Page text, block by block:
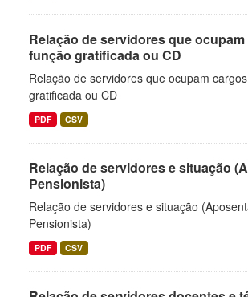
Relação de servidores que
função gratificada ou CD
Relação de servidores que ocupam
gratificada ou CD
PDF CSV
Relação de servidores e situação
Pensionista)
Relação de servidores e situação
Pensionista)
PDF CSV